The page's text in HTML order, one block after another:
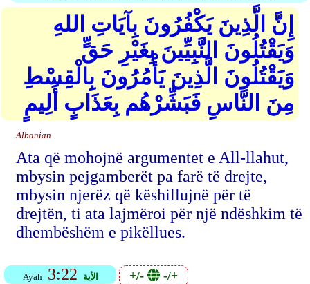
إِنَّ الَّذِينَ يَكْفُرُونَ بِآيَاتِ اللهِ
وَيَقْتُلُونَ النَّبِيِّينَ بِغَيْرِ حَقٍّ
وَيَقْتُلُونَ الَّذِينَ يَأْمُرُونَ بِالْقِسْطِ
مِنَ النَّاسِ فَبَشِّرْهُم بِعَذَابٍ أَلِيمٍ
Albanian
Ata që mohojnë argumentet e All-llahut,
mbysin pejgamberët pa farë të drejte,
mbysin njerëz që këshillujnë për të
drejtën, ti ata lajmëroi për një ndëshkim të
dhembëshëm e pikëllues.
Ayah 3:22 الأية +/- -/+